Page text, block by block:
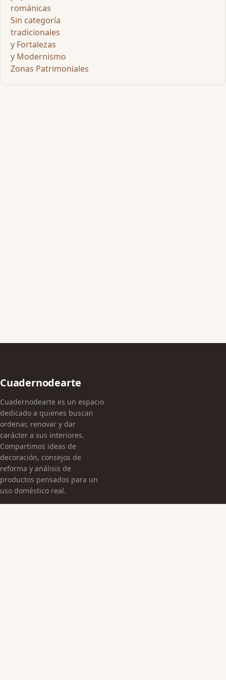
románicas
Sin categoría
tradicionales
y Fortalezas
y Modernismo
Zonas Patrimoniales
Cuadernodearte
Cuadernodearte es un espacio
dedicado a quienes buscan
ordenar, renovar y dar
carácter a sus interiores.
Compartimos ideas de
decoración, consejos de
reforma y análisis de
productos pensados para un
uso doméstico real.